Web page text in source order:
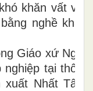
khăn vất và
nghề khai
Giáo xứ Ngô
tại thôn
Nhất Tân